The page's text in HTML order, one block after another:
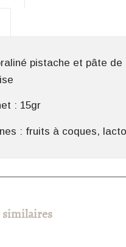
pistache et pâte de
: 15gr
: fruits à coques,